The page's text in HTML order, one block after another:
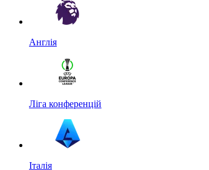
Англія
Ліга конференцій
Італія